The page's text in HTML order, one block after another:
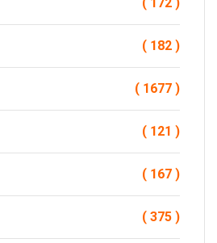
( 182 )
( 1677 )
( 121 )
( 167 )
( 375 )